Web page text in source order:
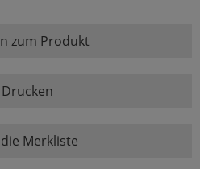
zum Produkt
Drucken
Merkliste